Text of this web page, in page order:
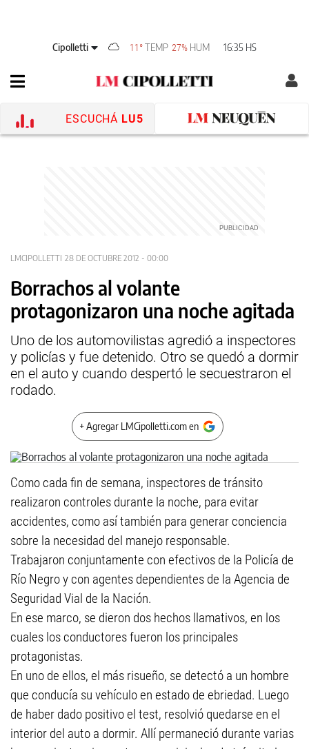
Cipolletti 11°TEMP 27% HUM 16:35 HS
ESCUCHÁ LU5
LMCIPOLLETTI 28 DE OCTUBRE 2012 - 00:00
Borrachos al volante
protagonizaron una noche agitada
Uno de los automovilistas agredió a inspectores
y policías y fue detenido. Otro se quedó a dormir
en el auto y cuando despertó le secuestraron el
rodado.
+ Agregar LMCipolletti.com en
Como cada fin de semana, inspectores de tránsito
realizaron controles durante la noche, para evitar
accidentes, como así también para generar conciencia
sobre la necesidad del manejo responsable.
Trabajaron conjuntamente con efectivos de la Policía de
Río Negro y con agentes dependientes de la Agencia de
Seguridad Vial de la Nación.
En ese marco, se dieron dos hechos llamativos, en los
cuales los conductores fueron los principales
protagonistas.
En uno de ellos, el más risueño, se detectó a un hombre
que conducía su vehículo en estado de ebriedad. Luego
de haber dado positivo el test, resolvió quedarse en el
interior del auto a dormir. Allí permaneció durante varias